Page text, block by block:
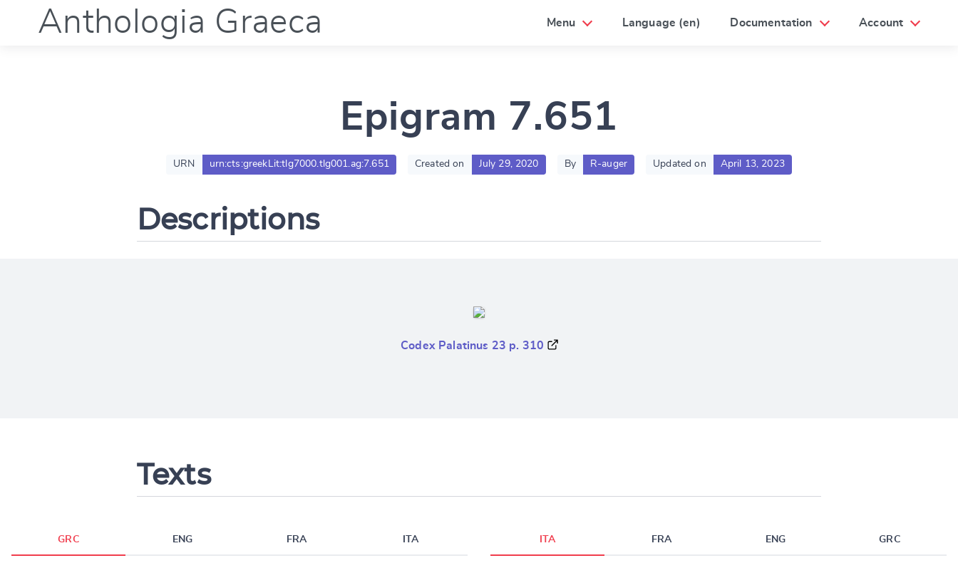
Anthologia Graeca Menu Language (en) Documentation Account
Epigram 7.651
URN urn:cts:greekLit:tlg7000.tlg001.ag:7.651 Created on July 29, 2020 By R-auger Updated on April 13, 2023
Descriptions
Codex Palatinus 23 p. 310
Texts
GRC ENG FRA ITA ITA FRA ENG GRC